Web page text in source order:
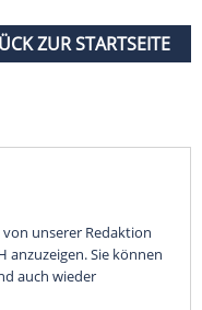
ZUR STARTSEITE
unserer Redaktion
anzuzeigen. Sie können
auch wieder